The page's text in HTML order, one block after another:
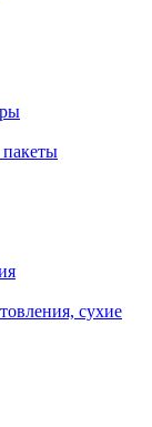
пакеты
сухие